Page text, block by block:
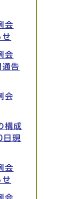
会
せ
会
通告
会
構成
日現
会
せ